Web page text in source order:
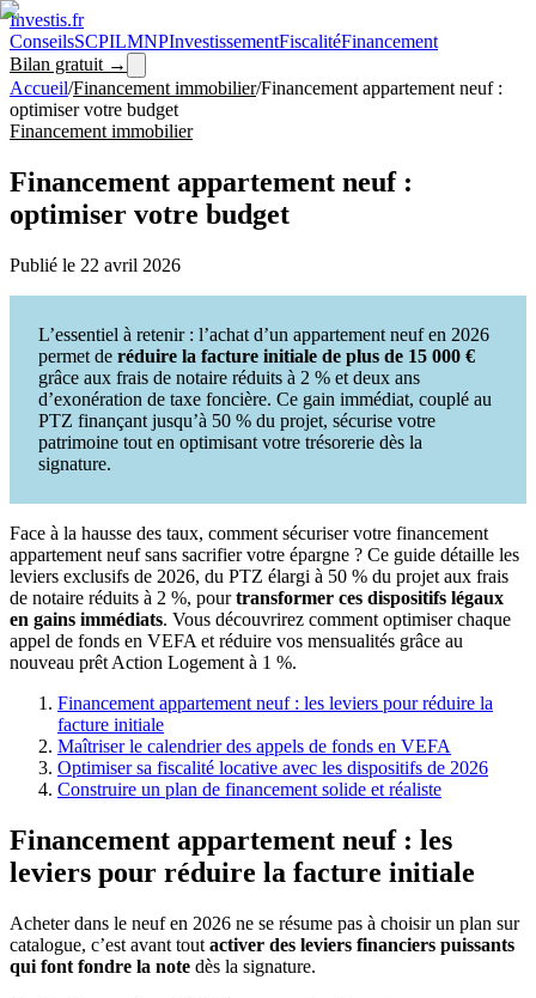
Investis.fr
ConseilsSCPILMNPInvestissementFiscalitéFinancement
Bilan gratuit →
Accueil/Financement immobilier/Financement appartement neuf :
optimiser votre budget
Financement immobilier
Financement appartement neuf :
optimiser votre budget
Publié le 22 avril 2026
L’essentiel à retenir : l’achat d’un appartement neuf en 2026
permet de réduire la facture initiale de plus de 15 000 €
grâce aux frais de notaire réduits à 2 % et deux ans
d’exonération de taxe foncière. Ce gain immédiat, couplé au
PTZ finançant jusqu’à 50 % du projet, sécurise votre
patrimoine tout en optimisant votre trésorerie dès la
signature.
Face à la hausse des taux, comment sécuriser votre financement
appartement neuf sans sacrifier votre épargne ? Ce guide détaille les
leviers exclusifs de 2026, du PTZ élargi à 50 % du projet aux frais
de notaire réduits à 2 %, pourtransformer ces dispositifs légaux
en gains immédiats. Vous découvrirez comment optimiser chaque
appel de fonds en VEFA et réduire vos mensualités grâce au
nouveau prêt Action Logement à 1 %.
Financement appartement neuf : les leviers pour réduire la
facture initiale
Maîtriser le calendrier des appels de fonds en VEFA
Optimiser sa fiscalité locative avec les dispositifs de 2026
Construire un plan de financement solide et réaliste
Financement appartement neuf : les
leviers pour réduire la facture initiale
Acheter dans le neuf en 2026 ne se résume pas à choisir un plan sur
catalogue, c’est avant tout activer des leviers financiers puissants
qui font fondre la note dès la signature.